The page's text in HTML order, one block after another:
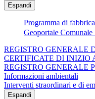
Espandi
Programma di
Geoportale Comunale
REGISTRO GENERALE
CERTIFICATE DI INIZIO
REGISTRO GENERALE
Informazioni ambientali
Interventi straordinari e di
Espandi